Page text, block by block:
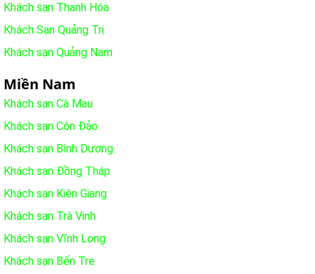
Khách sạn Thanh Hóa
Khách Sạn Quảng Trị
Khách sạn Quảng Nam
Miền Nam
Khách sạn Cà Mau
Khách sạn Côn Đảo
Khách sạn Bình Dương
Khách sạn Đồng Tháp
Khách sạn Kiên Giang
Khách sạn Trà Vinh
Khách sạn Vĩnh Long
Khách sạn Bến Tre